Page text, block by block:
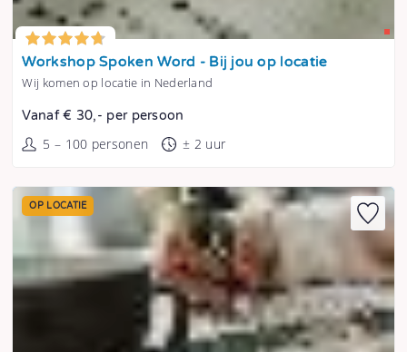
Tonen
Workshop Spoken Word - Bij jou op locatie
Wij komen op locatie in Nederland
Vanaf € 30,- per persoon
5 – 100 personen ± 2 uur
OP LOCATIE